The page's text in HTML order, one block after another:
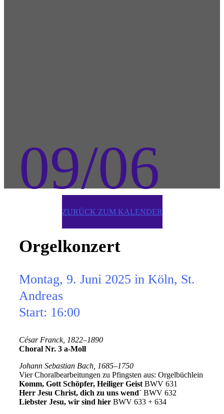
09/06
ZURÜCK ZUM KALENDER
Orgelkonzert
Montag, 9. Juni 2025 in Köln, St.
Andreas
Start: 16:00
César Franck, 1822–1890
Choral Nr. 3 a-Moll
Johann Sebastian Bach, 1685–1750
Vier Choralbearbeitungen zu Pfingsten aus: Orgelbüchlein
Komm, Gott Schöpfer, Heiliger Geist BWV 631
Herr Jesu Christ, dich zu uns wend´ BWV 632
Liebster Jesu, wir sind hier BWV 633 + 634